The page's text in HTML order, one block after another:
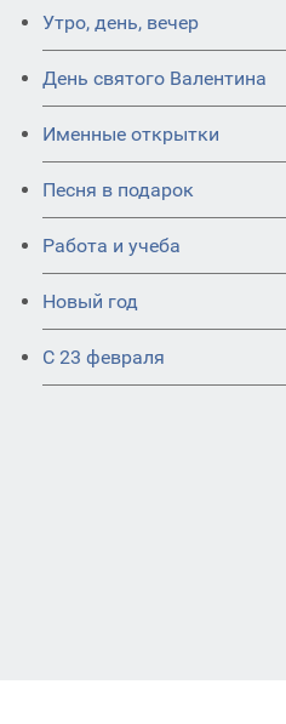
Утро, день, вечер
День святого Валентина
Именные открытки
Песня в подарок
Работа и учеба
Новый год
С 23 февраля